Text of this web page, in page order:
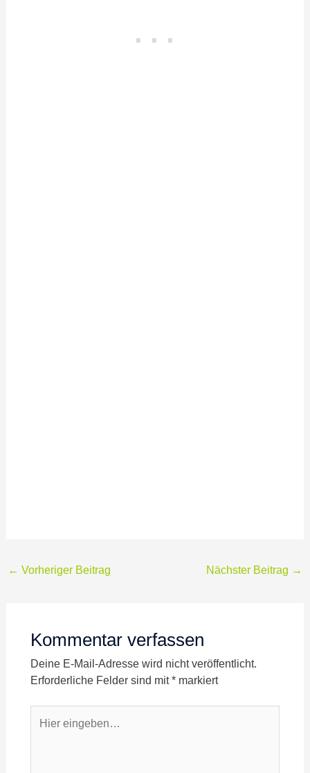
← Vorheriger Beitrag Nächster Beitrag →
Kommentar verfassen
Deine E-Mail-Adresse wird nicht veröffentlicht.
Erforderliche Felder sind mit*markiert
eingeben…